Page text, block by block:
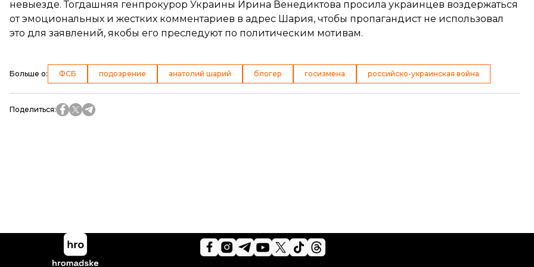
невыезде. Тогдашняя генпрокурор Украины Ирина Венедиктова просила украинцев воздержаться
от эмоциональных и жестких комментариев в адрес Шария, чтобы пропагандист не использовал
это для заявлений, якобы его преследуют по политическим мотивам.
Больше о: ФСБ подозрение анатолий шарий блогер госизмена российско-украинская война
Поделиться: